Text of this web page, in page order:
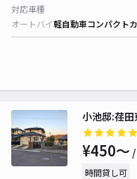
対応車種
オートバイ軽自動車コンパクト
小池邸:荏
¥450〜 /
時間貸し可